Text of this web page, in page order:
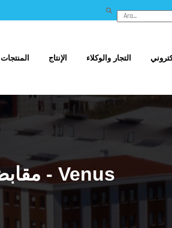
المنتجات الإنتاج التجار والوكلاء
PVC مقابض الأبواب - Venus